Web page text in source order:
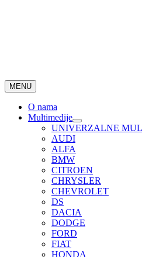
MENU
O nama
Multimedije
UNIVERZALNE
AUDI
ALFA
BMW
CITROEN
CHRYSLER
CHEVROLET
DS
DACIA
DODGE
FORD
FIAT
HONDA